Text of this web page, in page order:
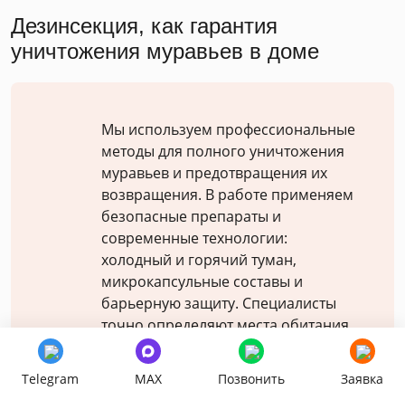
Дезинсекция, как гарантия
уничтожения муравьев в доме
Мы используем профессиональные
методы для полного уничтожения
муравьев и предотвращения их
возвращения. В работе применяем
безопасные препараты и
современные технологии:
холодный и горячий туман,
микрокапсульные составы и
барьерную защиту. Специалисты
точно определяют места обитания
насекомых и подбирают
оптимальный способ обработки.
Для квартир в многоквартирных
Telegram MAX Позвонить Заявка